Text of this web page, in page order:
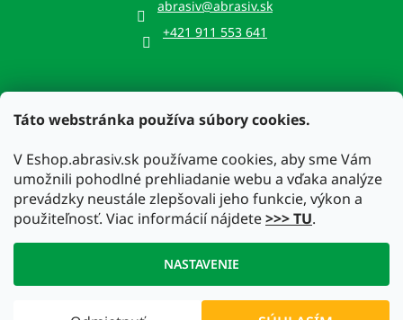
Táto webstránka používa súbory cookies.
V Eshop.abrasiv.sk používame cookies, aby sme Vám
umožnili pohodlné prehliadanie webu a vďaka analýze
prevádzky neustále zlepšovali jeho funkcie, výkon a
použiteľnosť. Viac informácií nájdete>>> TU.
NASTAVENIE
abrasiv@abrasiv.sk
+421 911 553 641
Prijímame online platby
Eshop.abrasiv.sk